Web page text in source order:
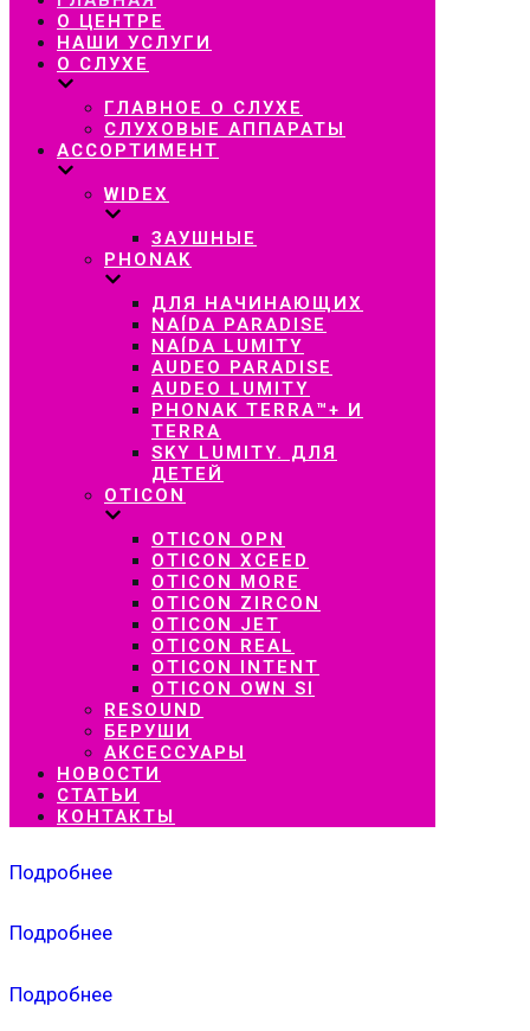
навигацию
О ЦЕНТРЕ
НАШИ УСЛУГИ
О СЛУХЕ
ГЛАВНОЕ О СЛУХЕ
СЛУХОВЫЕ АППАРАТЫ
АССОРТИМЕНТ
WIDEX
ЗАУШНЫЕ
PHONAK
ДЛЯ НАЧИНАЮЩИХ
NAÍDA PARADISE
NAÍDA LUMITY
AUDEO PARADISE
AUDEO LUMITY
PHONAK TERRA™+ И
TERRA
SKY LUMITY. ДЛЯ
ДЕТЕЙ
OTICON
OTICON OPN
OTICON XCEED
OTICON MORE
OTICON ZIRCON
OTICON JET
OTICON REAL
OTICON INTENT
OTICON OWN SI
RESOUND
БЕРУШИ
АКСЕССУАРЫ
НОВОСТИ
СТАТЬИ
КОНТАКТЫ
Подробнее
Подробнее
Подробнее